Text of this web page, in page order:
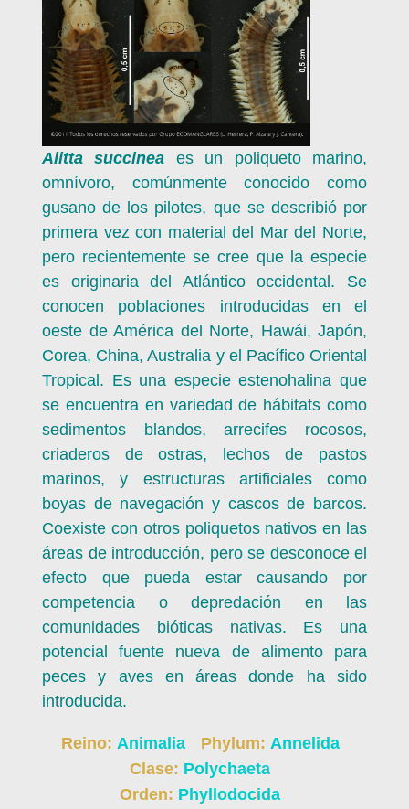
Alitta succinea
es un poliqueto marino,
omnívoro, comúnmente conocido como
gusano de los pilotes, que se describió por
primera vez con material del Mar del Norte,
pero recientemente se cree que la especie
es originaria del Atlántico occidental. Se
conocen poblaciones introducidas en el
oeste de América del Norte, Hawái, Japón,
Corea, China, Australia y el Pacífico Oriental
Tropical. Es una especie estenohalina que
se encuentra en variedad de hábitats como
sedimentos blandos, arrecifes rocosos,
criaderos de ostras, lechos de pastos
marinos, y estructuras artificiales como
boyas de navegación y cascos de barcos.
Coexiste con otros poliquetos nativos en las
áreas de introducción, pero se desconoce el
efecto que pueda estar causando por
competencia o depredación en las
comunidades bióticas nativas. Es una
potencial fuente nueva de alimento para
peces y aves en áreas donde ha sido
introducida.
Reino: Animalia Phylum: Annelida
Clase: Polychaeta
Orden: Phyllodocida